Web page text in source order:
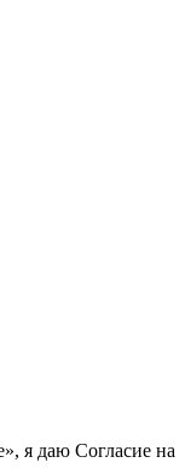
я даю Согласие на